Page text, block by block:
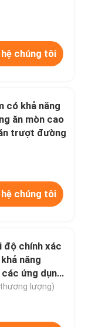
hệ chúng tôi
có khả năng
ăn mòn cao
trượt đường
hệ chúng tôi
độ chính xác
năng
ứng dụng
lượng)